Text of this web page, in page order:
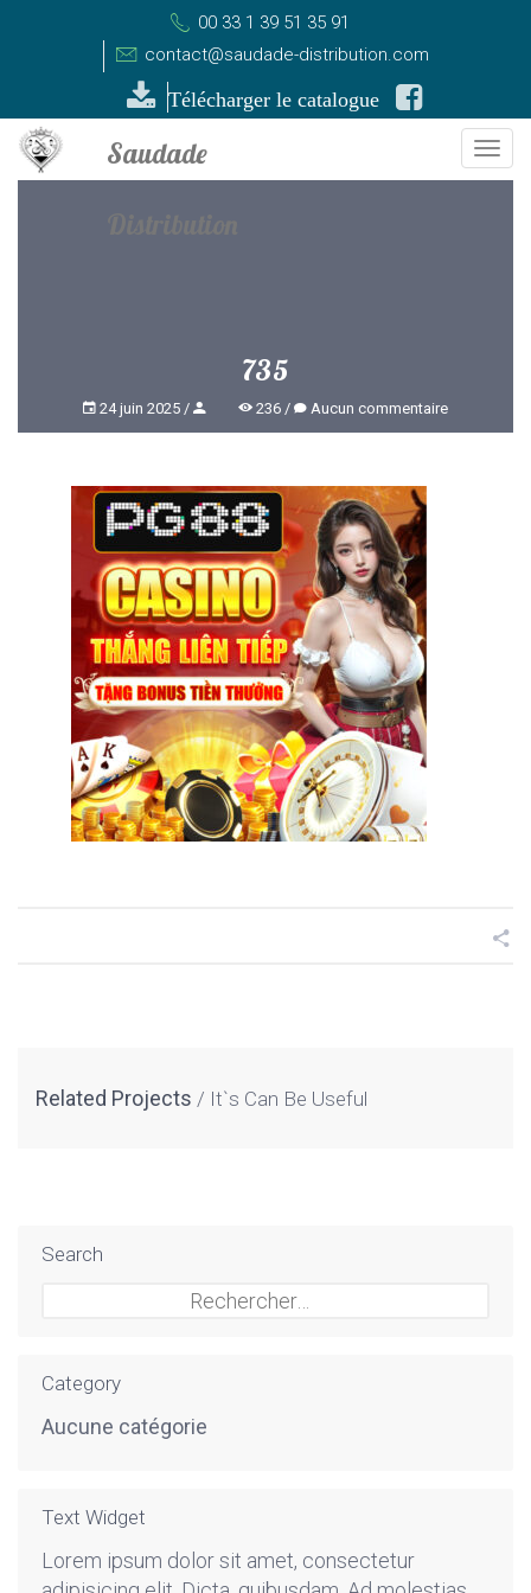
00 33 1 39 51 35 91
contact@saudade-distribution.com
Télécharger le catalogue
735
24 juin 2025 236 Aucun commentaire
Related Projects It`s Can Be Useful
Search
Category
Aucune catégorie
Text Widget
Lorem ipsum dolor sit amet, consectetur